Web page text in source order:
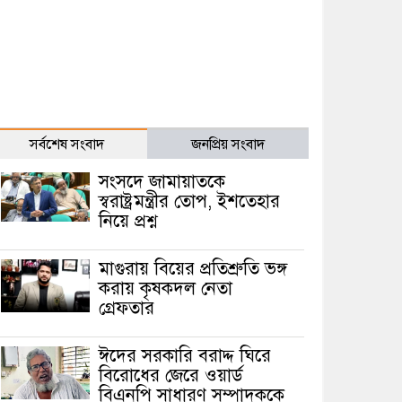
সর্বশেষ সংবাদ জনপ্রিয় সংবাদ
সংসদে জামায়াতকে
স্বরাষ্ট্রমন্ত্রীর তোপ, ইশতেহার
নিয়ে প্রশ্ন
মাগুরায় বিয়ের প্রতিশ্রুতি ভঙ্গ
করায় কৃষকদল নেতা
গ্রেফতার
ঈদের সরকারি বরাদ্দ ঘিরে
বিরোধের জেরে ওয়ার্ড
বিএনপি সাধারণ সম্পাদককে